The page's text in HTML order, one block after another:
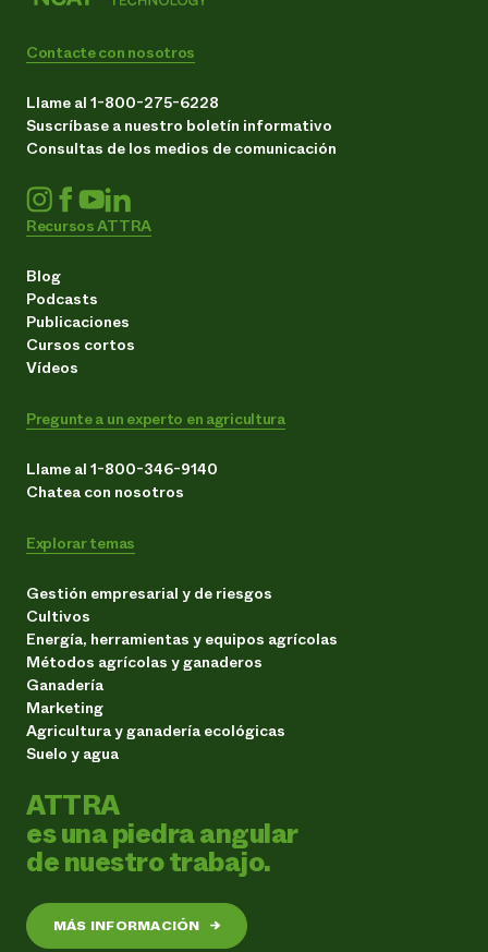
Contacte con nosotros
Llame al 1-800-275-6228
Suscríbase a nuestro boletín informativo
Consultas de los medios de comunicación
Recursos ATTRA
Blog
Podcasts
Publicaciones
Cursos cortos
Vídeos
Pregunte a un experto en agricultura
Llame al 1-800-346-9140
Chatea con nosotros
Explorar temas
Gestión empresarial y de riesgos
Cultivos
Energía, herramientas y equipos agrícolas
Métodos agrícolas y ganaderos
Ganadería
Marketing
Agricultura y ganadería ecológicas
Suelo y agua
ATTRA
es una piedra angular
de nuestro trabajo.
MÁS INFORMACIÓN →